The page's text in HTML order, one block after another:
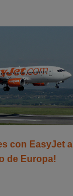
con EasyJet a
de Europa!